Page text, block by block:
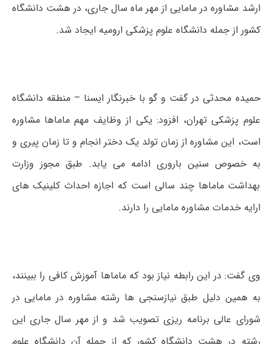
ارشد مشاوره در مامایی از مهر ماه سال جاری، در هشت دانشگاه
کشور از جمله دانشگاه علوم پزشکی ارومیه ایجاد شد.
حمیده محدثی در گفت و گو با خبرنگار ایسنا – منطقه دانشگاه
علوم پزشکی تهران، افزود: یکی از وظایف مهم ماماها مشاوره
است، این مشاوره از زمان تولد یک دختر انجام و تا زمان پیری و
به خصوص سنین باروری ادامه می یابد. طبق مجوز وزارت
بهداشت ماماها چند سالی است که اجازه احداث کلینیک های
ارایه خدمات مشاوره مامایی را دارند.
وی گفت: در این رابطه نیاز بود که ماماها آموزش کافی را ببینند،
به همین دلیل طبق نیازسنجی ها رشته مشاوره در مامایی در
شورای عالی برنامه ریزی تصویب شد و از مهر سال جاری این